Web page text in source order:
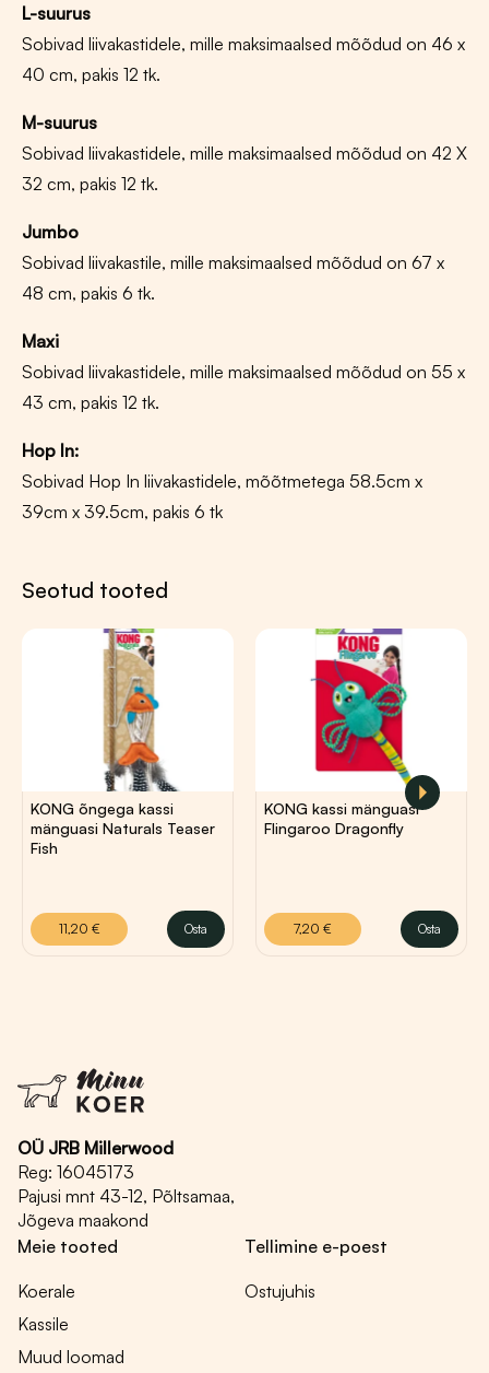
L-suurus
Sobivad liivakastidele, mille maksimaalsed mõõdud on 46 x
40 cm, pakis 12 tk.
M-suurus
Sobivad liivakastidele, mille maksimaalsed mõõdud on 42 X
32 cm, pakis 12 tk.
Jumbo
Sobivad liivakastile, mille maksimaalsed mõõdud on 67 x
48 cm, pakis 6 tk.
Maxi
Sobivad liivakastidele, mille maksimaalsed mõõdud on 55 x
43 cm, pakis 12 tk.
Hop In:
Sobivad Hop In liivakastidele, mõõtmetega 58.5cm x
39cm x 39.5cm, pakis 6 tk
Seotud tooted
11,20€
KONG õngega kassi
mänguasi Naturals Teaser
Fish
Osta
11,20 €
7,20€
KONG kassi mänguasi
Flingaroo Dragonfly
Osta
7,20 €
OÜ JRB Millerwood
Reg: 16045173
Pajusi mnt 43-12, Põltsamaa,
Jõgeva maakond
Meie tooted
Koerale
Kassile
Muud loomad
Tellimine e-poest
Ostujuhis